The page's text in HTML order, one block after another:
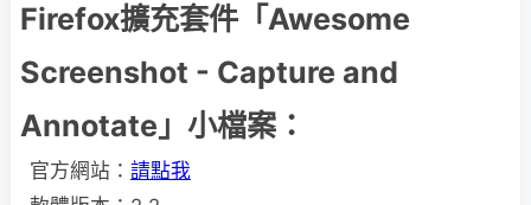
Firefox擴充套件「Awesome
Screenshot - Capture and
Annotate」小檔案：
官方網站： 請點我